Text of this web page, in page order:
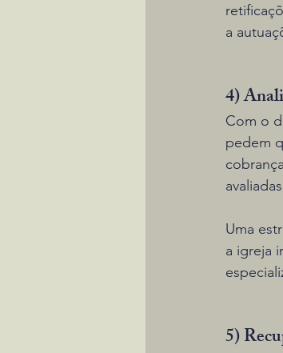
a
4)
Com o
pedem
Uma
a igreja
5)